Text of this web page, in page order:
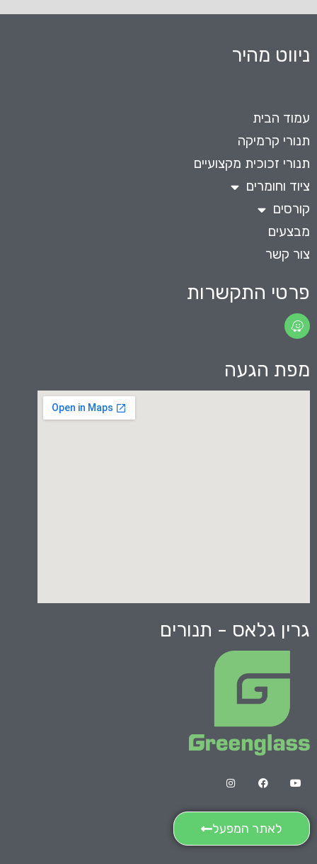
ניווט מהיר
עמוד הבית
תנורי קרמיקה
תנורי זכוכית מקצועיים
ציוד וחומרים
קורסים
מבצעים
צור קשר
פרטי התקשרות
מפת הגעה
גרין גלאס - תנורים
לאתר המפעל